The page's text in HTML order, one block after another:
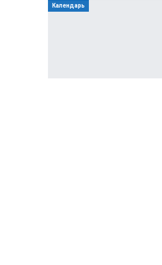
Календарь